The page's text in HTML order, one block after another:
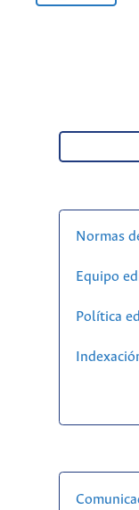
Normas
Equipo
Política